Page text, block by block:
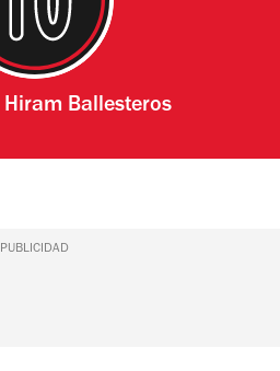
Hiram Ballesteros
PUBLICIDAD